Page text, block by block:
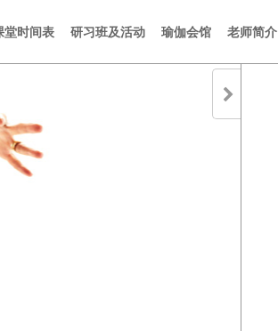
堂时间表 研习班及活动 瑜伽会馆 老师简介